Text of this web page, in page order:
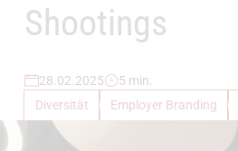
Shootings
28.02.2025
5 min.
Diversität
Employer Branding